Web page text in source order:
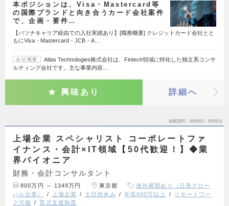
本ポジションは、Visa・Mastercard等
の国際ブランドと向き合うカード会社案件
で、企画・要件…
【パソナキャリア経由での入社実績あり】[職務概要] クレジットカード会社とと
もにVisa・Mastercard・JCB・A…
会社概要
Atlas Technologies株式会社は、Fintech領域に特化した独立系コンサ
ルティング会社です。主な事業内容…
興味あり 詳細へ
掲載期間 26/08/05～26/08/18
上場企業 スペシャリスト コーポレートファ
イナンス・会計×IT領域【50代歓迎！】◆業
界パイオニア
財務・会計コンサルタント
800万円 ～ 1349万円 東京都
海外展開あり（日系グロー
バル企業）
上場企業 土日祝休み 年収600万以上
リモートワー
ク可能
育児支援制度